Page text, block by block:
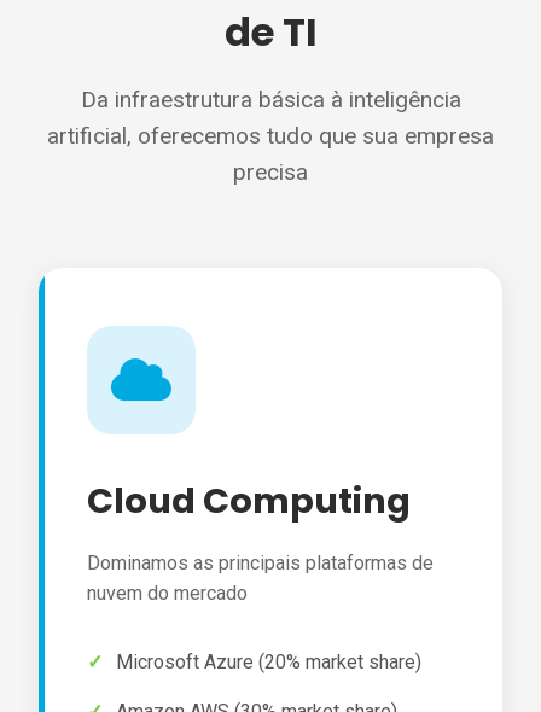
de TI
Da infraestrutura básica à inteligência
artificial, oferecemos tudo que sua empresa
precisa
Cloud Computing
Dominamos as principais plataformas de
nuvem do mercado
Microsoft Azure (20% market share)